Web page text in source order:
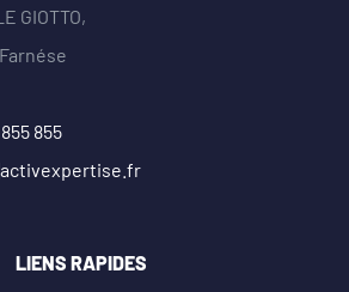
GIOTTO,
855
LIENS RAPIDES